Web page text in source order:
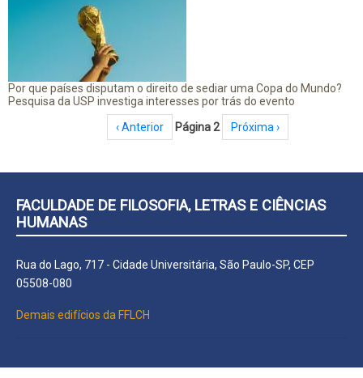
Por que países disputam o direito de sediar uma Copa do Mundo?
Pesquisa da USP investiga interesses por trás do evento
Página anterior
‹ Anterior Página 2 Próxima página
Próxima ›
FACULDADE DE FILOSOFIA, LETRAS E CIÊNCIAS
HUMANAS
Rua do Lago, 717 - Cidade Universitária, São Paulo-SP, CEP
05508-080
Demais edifícios da FFLCH